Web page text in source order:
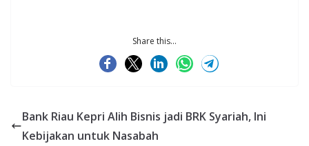
Share this...
Bank Riau Kepri Alih Bisnis jadi BRK Syariah, Ini
Kebijakan untuk Nasabah